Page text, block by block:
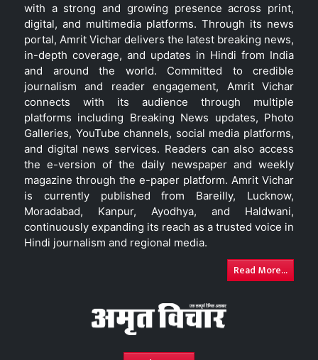
with a strong and growing presence across print,
digital, and multimedia platforms. Through its news
portal, Amrit Vichar delivers the latest breaking news,
in-depth coverage, and updates in Hindi from India
and around the world. Committed to credible
journalism and reader engagement, Amrit Vichar
connects with its audience through multiple
platforms including Breaking News updates, Photo
Galleries, YouTube channels, social media platforms,
and digital news services. Readers can also access
the e-version of the daily newspaper and weekly
magazine through the e-paper platform. Amrit Vichar
is currently published from Bareilly, Lucknow,
Moradabad, Kanpur, Ayodhya, and Haldwani,
continuously expanding its reach as a trusted voice in
Hindi journalism and regional media.
Read More...